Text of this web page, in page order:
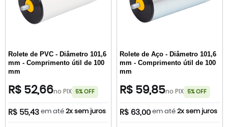
Rolete de PVC - Diâmetro 101,6
mm - Comprimento útil de 100
mm
R$ 52,66no PIX 5% OFF
R$ 55,43 em até 2x sem juros
Rolete de Aço - Diâmetro 101,6
mm - Comprimento útil de 100
mm
R$ 59,85no PIX 5% OFF
R$ 63,00 em até 2x sem juros